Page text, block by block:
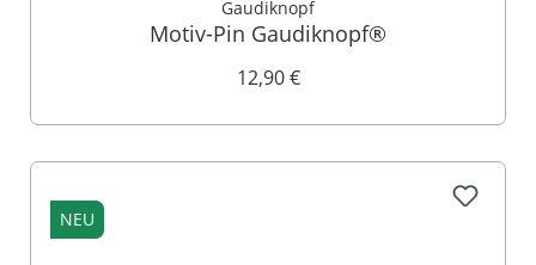
Gaudiknopf
Motiv-Pin Gaudiknopf®
12,90 €
NEU